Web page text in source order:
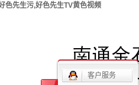
色先生污,好色先生TV黄色视频
客户服务